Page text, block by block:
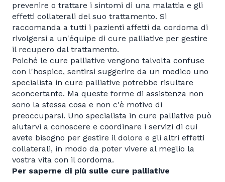
prevenire o trattare i sintomi di una malattia e gli
effetti collaterali del suo trattamento. Si
raccomanda a tutti i pazienti affetti da cordoma di
rivolgersi a un'équipe di cure palliative per gestire
il recupero dal trattamento.
Poiché le cure palliative vengono talvolta confuse
con l'hospice, sentirsi suggerire da un medico uno
specialista in cure palliative potrebbe risultare
sconcertante. Ma queste forme di assistenza non
sono la stessa cosa e non c'è motivo di
preoccuparsi. Uno specialista in cure palliative può
aiutarvi a conoscere e coordinare i servizi di cui
avete bisogno per gestire il dolore e gli altri effetti
collaterali, in modo da poter vivere al meglio la
vostra vita con il cordoma.
Per saperne di più sulle cure palliative